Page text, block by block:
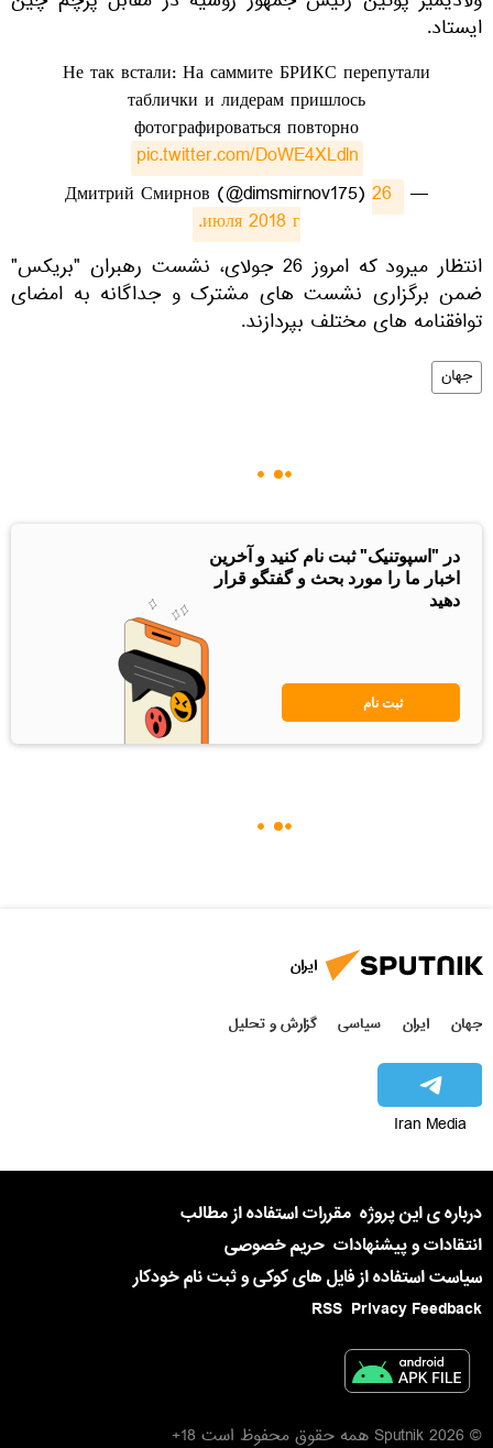
ایستاد.
Не так встали: На саммите БРИКС перепутали
таблички и лидерам пришлось
фотографироваться повторно
pic.twitter.com/DoWE4XLdln
— Дмитрий Смирнов (@dimsmirnov175)
26
июля 2018 г.
انتظار میرود که امروز 26 جولای، نشست رهبران "بریکس"
ضمن برگزاری نشست های مشترک و جداگانه به امضای
توافقنامه های مختلف بپردازند.
جهان
در "اسپوتنیک" ثبت نام کنید و آخرین
اخبار ما را مورد بحث و گفتگو قرار
دهید
ثبت نام
ایران
جهان ایران سیاسی گزارش و تحلیل
Iran Media
درباره ی این پروژه مقررات استفاده از مطالب
انتقادات و پیشنهادات حریم خصوصی
سیاست استفاده از فایل های کوکی و ثبت نام خودکار
Privacy Feedback
RSS
© 2026 Sputnik همه حقوق محفوظ است 18+